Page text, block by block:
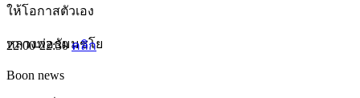
ให้โอกาสตัวเอง
หลวงพ่อธัมมชโย
22:00-22:30คลิก
Boon news